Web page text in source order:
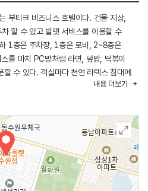
부티크 비즈니스 호텔이다. 건물 지상,
할 수 있고 발렛 서비스를 이용할 수
1층은 주차장, 1층은 로비, 2~8층은
를 마치 PC방처럼 라면, 덮밥, 떡볶이
할 수 있다. 객실마다 천연 라텍스 침대에
를 갖추고 있고, 일부 객실에는 편백 욕조,
내용 더보기